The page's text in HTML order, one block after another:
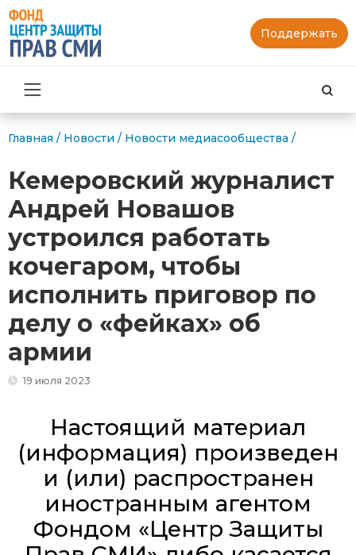
Поддержать
Главная / Новости / Новости медиасообщества /
Кемеровский журналист
Андрей Новашов
устроился работать
кочегаром, чтобы
исполнить приговор по
делу о «фейках» об
армии
19 июля 2023
Настоящий материал
(информация) произведен
и (или) распространен
иностранным агентом
Фондом «Центр Защиты